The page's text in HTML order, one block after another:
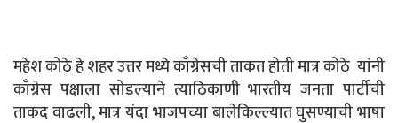
महेश कोठे हे शहर उत्तर मध्ये काँग्रेसची ताकत होती मात्र कोठे यांनी
काँग्रेस पक्षाला सोडल्याने त्याठिकाणी भारतीय जनता पार्टीची
ताकद वाढली, मात्र यंदा भाजपच्या बालेकिल्ल्यात घुसण्याची भाषा